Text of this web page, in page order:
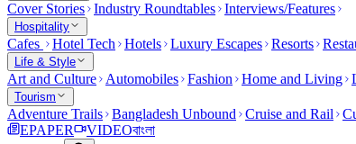
Cover Stories Industry Roundtables Interviews/Features
Hospitality
Cafes Hotel Tech Hotels Luxury Escapes Resorts
Life & Style
Art and Culture Automobiles Fashion Home and Living
Tourism
Adventure Trails Bangladesh Unbound Cruise and Rail
EPAPER
VIDEOবাংলা